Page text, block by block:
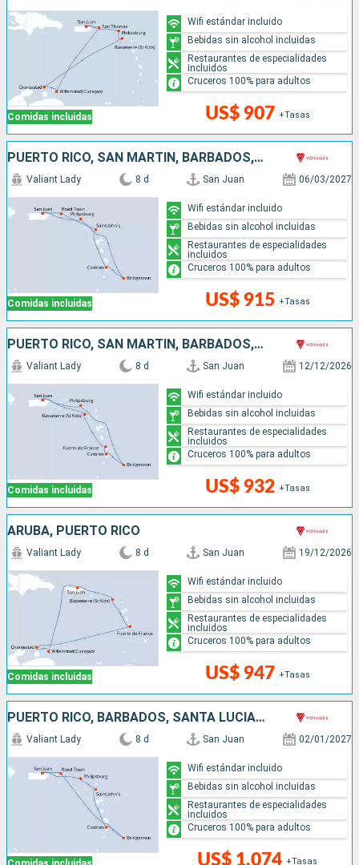
Comidas incluidas US$ 907 +Tasas
Wifi estándar incluido
Bebidas sin alcohol incluidas
Restaurantes de especialidades
incluidos
Cruceros 100% para adultos
PUERTO RICO, SAN MARTÍN, BARBADOS, SANTA LUCIA, ANTIGUA Y BARBUDA
Comidas incluidas
Valiant Lady 8 d San Juan 06/03/2027
US$ 915 +Tasas
Wifi estándar incluido
Bebidas sin alcohol incluidas
Restaurantes de especialidades
incluidos
Cruceros 100% para adultos
PUERTO RICO, SAN MARTÍN, BARBADOS, SANTA LUCIA
Comidas incluidas
Valiant Lady 8 d San Juan 12/12/2026
US$ 932 +Tasas
Wifi estándar incluido
Bebidas sin alcohol incluidas
Restaurantes de especialidades
incluidos
Cruceros 100% para adultos
ARUBA, PUERTO RICO
Comidas incluidas
Valiant Lady 8 d San Juan 19/12/2026
US$ 947 +Tasas
Wifi estándar incluido
Bebidas sin alcohol incluidas
Restaurantes de especialidades
incluidos
Cruceros 100% para adultos
PUERTO RICO, BARBADOS, SANTA LUCIA, ANTIGUA Y BARBUDA, SAN MARTÍN
Valiant Lady 8 d San Juan 02/01/2027
US$ 1,074 +Tasas
Wifi estándar incluido
Bebidas sin alcohol incluidas
Restaurantes de especialidades
incluidos
Cruceros 100% para adultos